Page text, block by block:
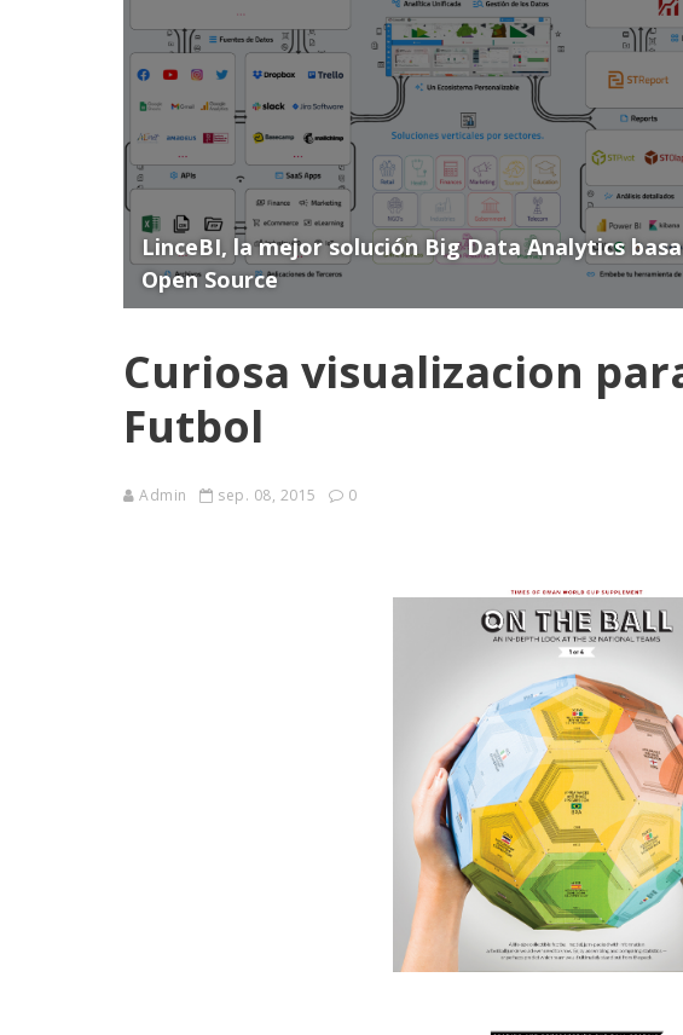
LinceBI, la mejor solución Big Data Analytics
Open Source
Curiosa visualizacion
Futbol
Admin sep. 08, 2015 0